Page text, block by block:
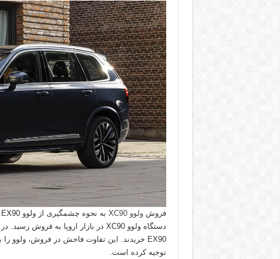
فروشولوو XC90
توجیه کرده است.